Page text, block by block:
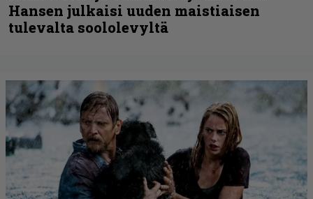
Hansen julkaisi uuden maistiaisen
tulevalta soololevyltä